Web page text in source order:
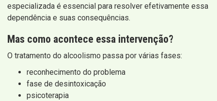
especializada é essencial para resolver efetivamente essa
dependência e suas consequências.
Mas como acontece essa intervenção?
O tratamento do alcoolismo passa por várias fases:
reconhecimento do problema
fase de desintoxicação
psicoterapia